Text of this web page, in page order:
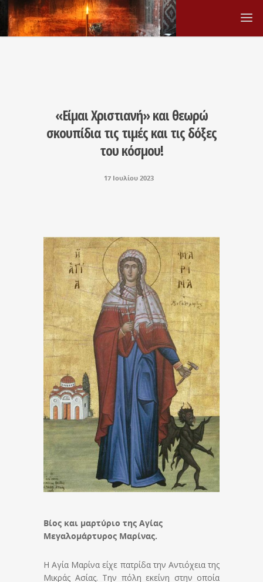
«Είμαι Χριστιανή» και θεωρώ
σκουπίδια τις τιμές και τις δόξες
του κόσμου!
17 Ιουλίου 2023
Βίος και μαρτύριο της Αγίας
Μεγαλομάρτυρος Μαρίνας.
Η Αγία Μαρίνα είχε πατρίδα την Αντιόχεια της
Μικράς Ασίας. Την πόλη εκείνη στην οποία